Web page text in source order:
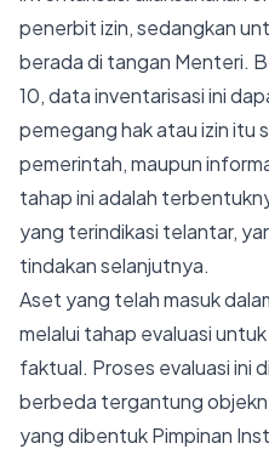
penerbit izin, sedangkan
berada di tangan Menteri.
10, data inventarisasi ini
pemegang hak atau izin itu
pemerintah, maupun
tahap ini adalah
yang terindikasi telantar,
tindakan selanjutnya.
Aset yang telah masuk
melalui tahap evaluasi
faktual. Proses evaluasi ini
berbeda tergantung
yang dibentuk Pimpinan